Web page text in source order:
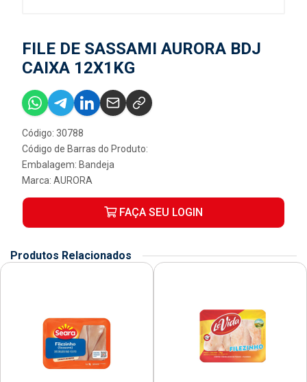
FILE DE SASSAMI AURORA BDJ
CAIXA 12X1KG
Código: 30788
Código de Barras do Produto:
Embalagem: Bandeja
Marca: AURORA
FAÇA SEU LOGIN
Produtos Relacionados